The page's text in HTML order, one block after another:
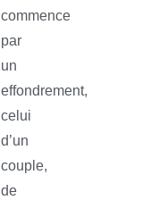
commence
par
un
effondrement,
celui
d’un
couple,
de